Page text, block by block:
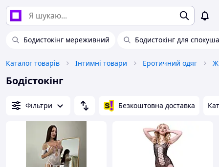
Бодистокінг мереживний Бодистокінг для
Каталог товарів Інтимні товари Еротичний одяг
Бодістокінг
Фільтри Безкоштовна доставка